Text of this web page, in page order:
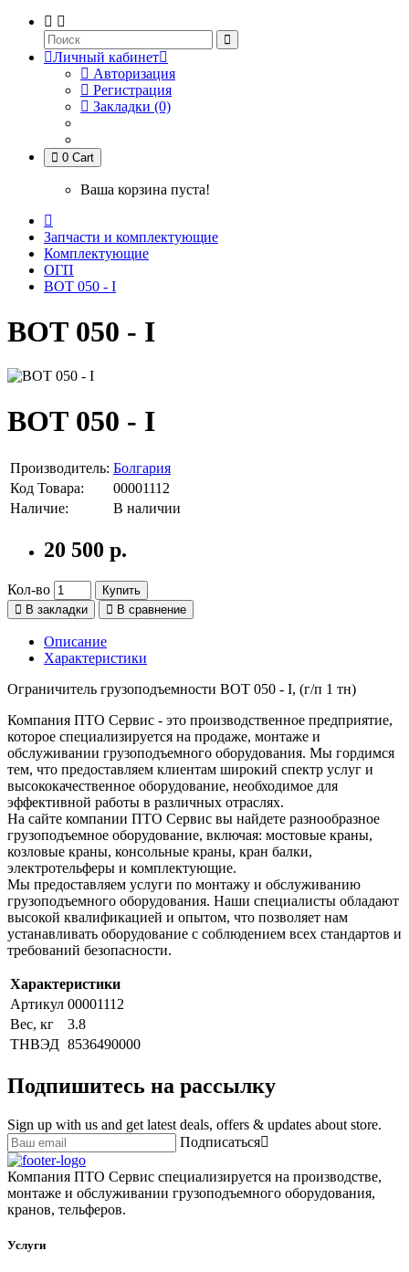
Личный кабинет
Авторизация
Регистрация
Закладки (0)
0 Cart
Ваша корзина пуста!
Запчасти и комплектующие
Комплектующие
ОГП
ВОТ 050 - I
ВОТ 050 - I
ВОТ 050 - I
Производитель: Болгария
Код Товара:
00001112
Наличие:
В наличии
20 500 р.
Кол-во
Купить
В закладки
В сравнение
Описание
Характеристики
Ограничитель грузоподъемности ВОТ 050 - I, (г/п 1 тн)
Компания ПТО Сервис - это производственное предприятие,
которое специализируется на продаже, монтаже и
обслуживании грузоподъемного оборудования. Мы гордимся
тем, что предоставляем клиентам широкий спектр услуг и
высококачественное оборудование, необходимое для
эффективной работы в различных отраслях.
На сайте компании ПТО Сервис вы найдете разнообразное
грузоподъемное оборудование, включая: мостовые краны,
козловые краны, консольные краны, кран балки,
электротельферы и комплектующие.
Мы предоставляем услуги по монтажу и обслуживанию
грузоподъемного оборудования. Наши специалисты обладают
высокой квалификацией и опытом, что позволяет нам
устанавливать оборудование с соблюдением всех стандартов и
требований безопасности.
Характеристики
Артикул 00001112
Вес, кг
3.8
ТНВЭД 8536490000
Подпишитесь на рассылку
Sign up with us and get latest deals, offers & updates about store.
Подписаться
Компания ПТО Сервис специализируется на производстве,
монтаже и обслуживании грузоподъемного оборудования,
кранов, тельферов.
Услуги